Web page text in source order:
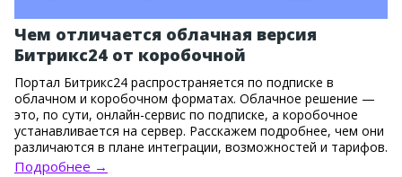
Чем отличается облачная версия
Битрикс24 от коробочной
Портал Битрикс24 распространяется по подписке в
облачном и коробочном форматах. Облачное решение —
это, по сути, онлайн-сервис по подписке, а коробочное
устанавливается на сервер. Расскажем подробнее, чем они
различаются в плане интеграции, возможностей и тарифов.
Подробнее →